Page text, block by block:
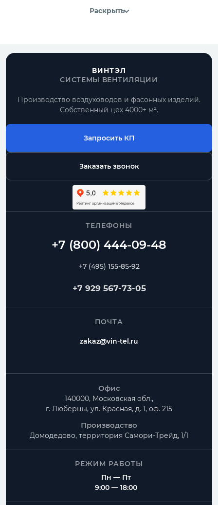
Раскрыть
ВИНТЭЛ
СИСТЕМЫ ВЕНТИЛЯЦИИ
Производство воздуховодов и фасонных изделий.
Собственный цех 4000+ м².
Запросить КП
Заказать звонок
ТЕЛЕФОНЫ
+7 (495) 155-85-92
+7 929 567-73-05
ПОЧТА
zakaz@vin-tel.ru
Офис
140000, Московская обл.,
г. Люберцы, ул. Красная, д. 1, оф. 215
Производство
Домодедово, территория Самори-Трейд, 1/1
РЕЖИМ РАБОТЫ
Пн — Пт
9:00 — 18:00